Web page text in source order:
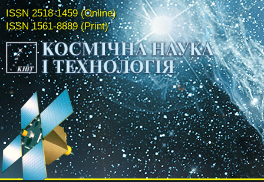
ISSN 2518-1459 (Online)
ISSN 1561-8889 (Print)